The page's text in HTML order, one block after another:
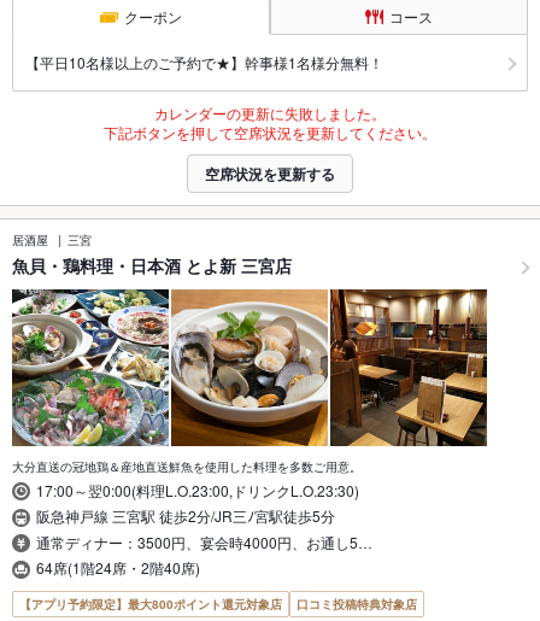
クーポン コース
【平日10名様以上のご予約で★】幹事様1名様分無料！
カレンダーの更新に失敗しました。
下記ボタンを押して空席状況を更新してください。
空席状況を更新する
居酒屋 三宮
魚貝・鶏料理・日本酒 とよ新 三宮店
大分直送の冠地鶏＆産地直送鮮魚を使用した料理を多数ご用意。
17:00～翌0:00(料理L.O.23:00,ドリンクL.O.23:30)
阪急神戸線 三宮駅 徒歩2分/JR三ﾉ宮駅徒歩5分
通常ディナー：3500円、宴会時4000円、お通し5…
64席(1階24席・2階40席)
【アプリ予約限定】最大800ポイント還元対象店 口コミ投稿特典対象店